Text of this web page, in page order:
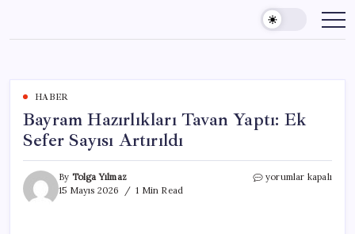
content
HABER
Bayram Hazırlıkları Tavan Yaptı: Ek
Sefer Sayısı Artırıldı
By Tolga Yılmaz
15 Mayıs 2026
1 Min Read
Bayram
yorumlar kapalı